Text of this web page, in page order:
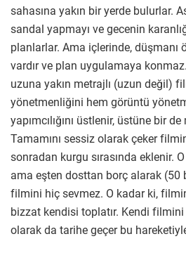
sahasına yakın bir yerde bulurlar.
sandal yapmayı ve gecenin
planlarlar. Ama içlerinde, düşmanı
vardır ve plan uygulamaya
uzuna yakın metrajlı (uzun değil)
yönetmenliğini hem görüntü
yapımcılığını üstlenir, üstüne bir
Tamamını sessiz olarak çeker
sonradan kurgu sırasında eklenir.
ama eşten dosttan borç alarak
filmini hiç sevmez. O kadar ki,
bizzat kendisi toplatır. Kendi
olarak da tarihe geçer bu